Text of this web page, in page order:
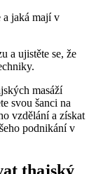
a jaká mají v
a ujistěte se, že
masáží
svou šanci na
vzdělání a získat
podnikání v
thajský